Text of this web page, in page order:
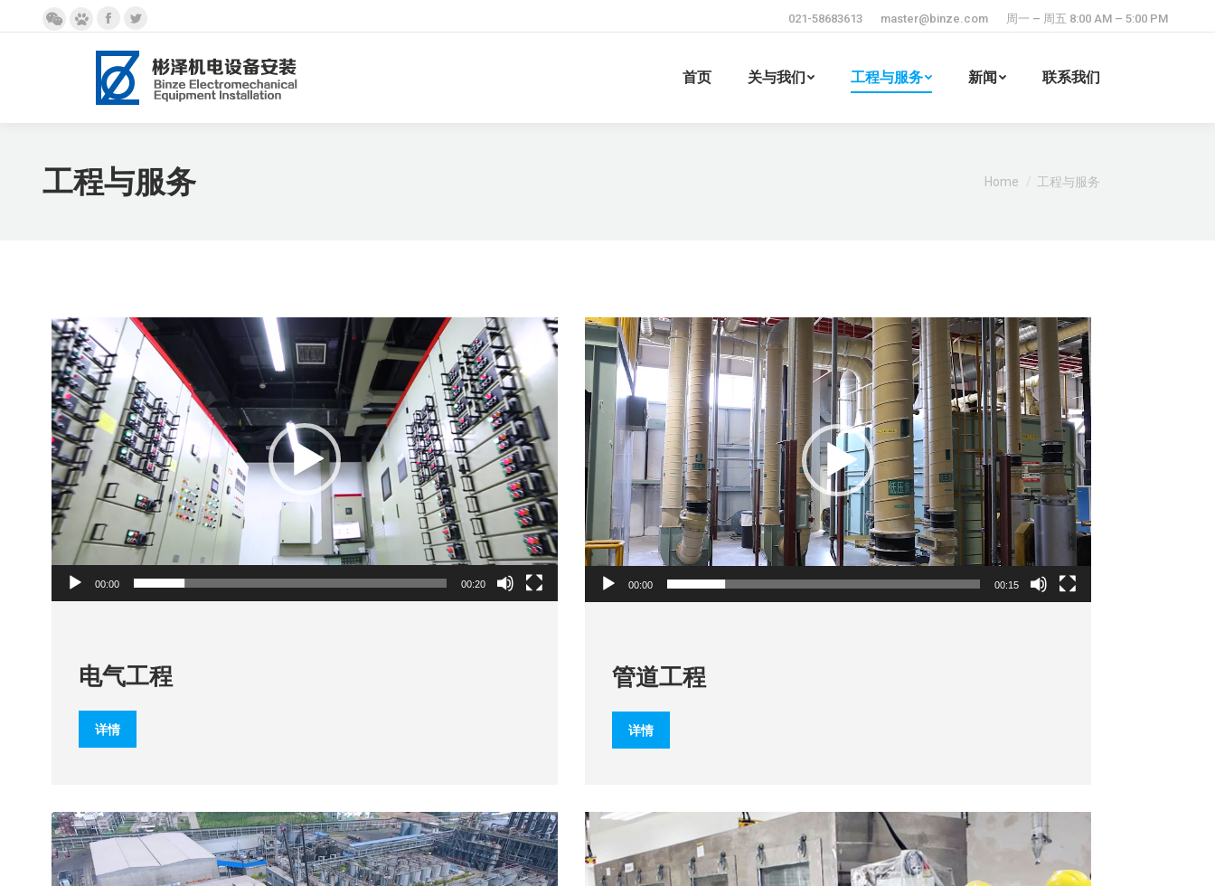
微
window
百
page
opens
window
Facebook
page
opens
in
Twitter
page
opens
in
021-58683613 master@binze.com 周一 – 周五 8:00 AM – 5:00 PM
首页 关与我们 工程与服务 新闻 联系我们
工程与服务 You are here:
Home 工程与服务
视
频
播
放
器
00:00 00:20
电气工程
详情
视
频
播
放
器
00:00 00:15
管道工程
详情
视
频
播